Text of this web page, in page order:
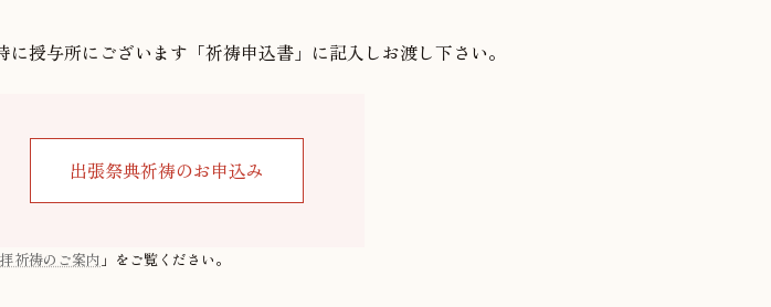
授与所にございます「祈祷申込書」に記入しお渡し下さい。
出張祭典祈祷のお申込み
祈祷のご案内 」をご覧ください。